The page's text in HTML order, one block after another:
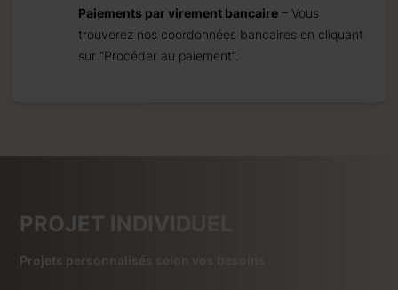
Paiements par virement bancaire – Vous
trouverez nos coordonnées bancaires en cliquant
sur “Procéder au paiement”.
PROJET INDIVIDUEL
Projets personnalisés selon vos besoins